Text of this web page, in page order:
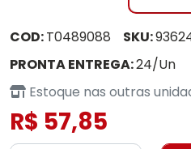
COD:T0489088 SKU:
PRONTA ENTREGA:24/Un
Estoque nas outras
R$ 57,85